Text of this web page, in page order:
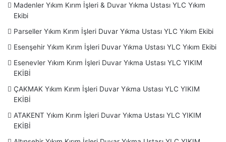
Acıbadem – Bostancı – Caddebostan – Erenköy – Fikirtepe
– Göztepe – Koşuyolu – Kozyatağı – Suadiye –
Çağlayan – Çeliktepe –Kartal– Cevizli – Soğanlık –
Uğurmumcu –Küçükçekmece– Halkalı –Maltepe –
Küçükyalı – Başıbüyük – İdealtepe – Fındıklı –Pendik
Kaynarca – Kurtköy –
Samandıra-Sarıyer– Reşitpaşa-Ayazağa – Baltalimanı –
Emirgan – Ferahevler – İstinye – Maslak – Tarabya –
Tekeriyaköy –Silivri – Sultanbeyli–Sultangazi– Habibler
–Şile
Teşfikiye –Tuzla – Orhanlı –Ümraniye– Altınşehir –
Madenler Yıkım Kırım İşleri & Duvar Yıkma Ustası YLC Yıkım
Ekibi
Parseller Yıkım Kırım İşleri Duvar Yıkma Ustası YLC Yıkım Ekibi
Esenşehir Yıkım Kırım İşleri Duvar Yıkma Ustası YLC Yıkım Ekibi
Esenevler Yıkım Kırım İşleri Duvar Yıkma Ustası YLC YIKIM
EKİBİ
ÇAKMAK Yıkım Kırım İşleri Duvar Yıkma Ustası YLC YIKIM
EKİBİ
ATAKENT Yıkım Kırım İşleri Duvar Yıkma Ustası YLC YIKIM
EKİBİ